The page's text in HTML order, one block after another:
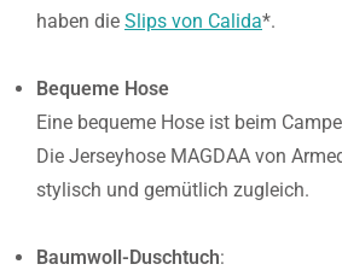
haben die Slips von Calida*.
Bequeme Hose
Eine bequeme Hose ist beim
Die Jerseyhose MAGDAA von
stylisch und gemütlich zugleich.
Baumwoll-Duschtuch: